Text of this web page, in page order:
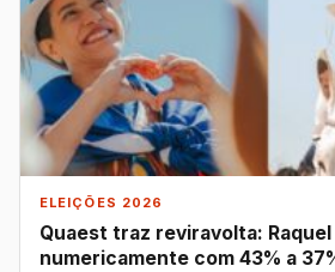
ELEIÇÕES 2026
Quaest traz reviravolta:
numericamente com 43% a